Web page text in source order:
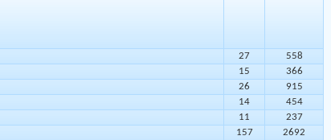
27
558
15
366
26
915
14
454
11
237
157
2692